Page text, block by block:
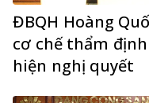
ĐBQH Hoàng
cơ chế thẩm
hiện nghị quyết